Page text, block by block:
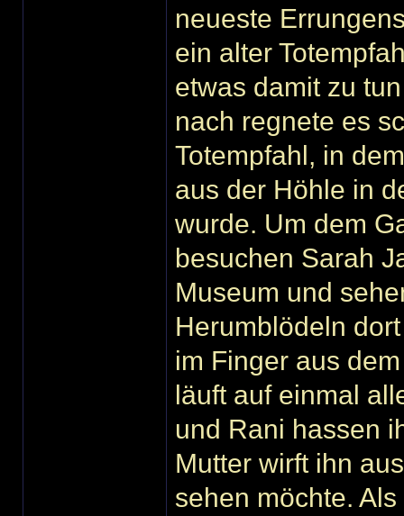
neueste
ein alter
etwas damit zu
nach regnete es
Totempfahl, in
aus der Höhle in
wurde. Um dem
besuchen Sarah
Museum und
Herumblödeln
im Finger aus
läuft auf einmal
und Rani hassen
Mutter wirft ihn
sehen möchte.